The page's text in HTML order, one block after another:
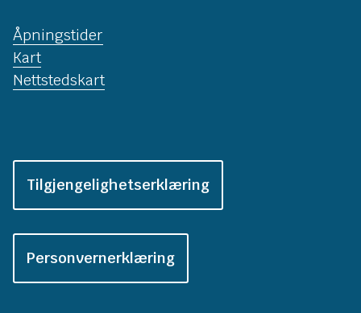
Åpningstider
Kart
Nettstedskart
Tilgjengelighetserklæring
Personvernerklæring